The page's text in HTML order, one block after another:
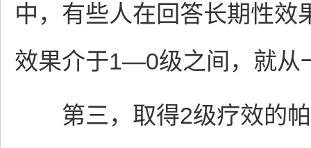
中，有些人在回答长期性效
效果介于1—0级之间，就从
第三，取得2级疗效的帕